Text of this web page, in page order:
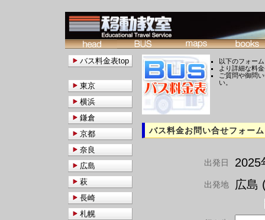
以下のフォー
より詳細な料
ご質問や御問
い。
バス料金お問い合せフォーム
出発日 2025
出発地 広島
バス料金表top
東京
横浜
鎌倉
京都
奈良
広島
萩
長崎
札幌